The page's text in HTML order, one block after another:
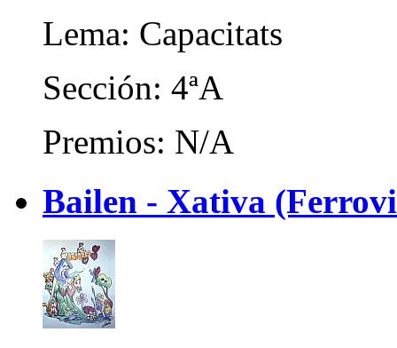
Lema: Capacitats
Sección: 4ªA
Premios: N/A
Bailen - Xativa